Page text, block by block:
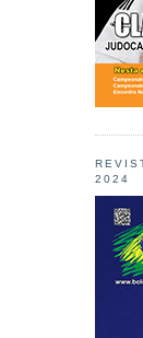
2024